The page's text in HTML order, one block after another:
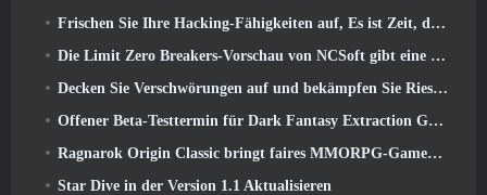
Frischen Sie Ihre Hacking-Fähigkeiten auf, Es ist Zeit, die Nachtstadt in stürmischen Wellen zu erkunden
Die Limit Zero Breakers-Vorschau von NCSoft gibt eine Vorstellung davon, was Sie vom bevorstehenden Prologue-Test erwarten können
Decken Sie Verschwörungen auf und bekämpfen Sie Riesenkatzen in Ihrer Freizeit im neuesten Update von Where Winds Meet
Offener Beta-Testtermin für Dark Fantasy Extraction Game bekannt gegeben, Nebelfall-Jäger
Ragnarok Origin Classic bringt faires MMORPG-Gameplay zurück und CBT erscheint im Juni 4
Star Dive in der Version 1.1 Aktualisieren